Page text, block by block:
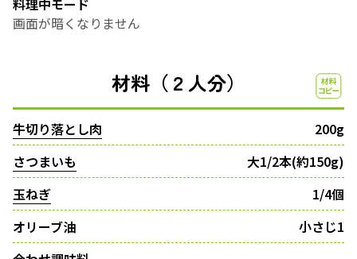
料理中モード
画面が暗くなりません
材料（２人分）
牛切り落とし肉
200g
さつまいも
大1/2本(約150g)
玉ねぎ
1/4個
オリーブ油
小さじ1